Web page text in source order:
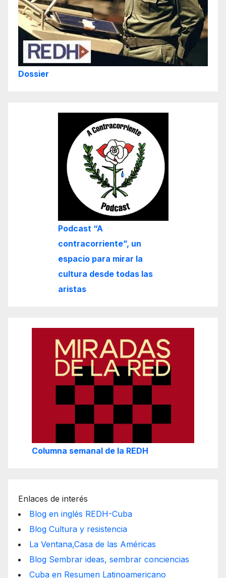
Dossier
Podcast “A
contracorriente”, un
espacio para mirar la
cultura desde todas las
aristas
Columna semanal de la REDH
Enlaces de interés
Blog en inglés REDH-Cuba
Blog Cultura y resistencia
La Ventana,Casa de las Américas
Blog Sembrar ideas, sembrar conciencias
Cuba en Resumen Latinoamericano